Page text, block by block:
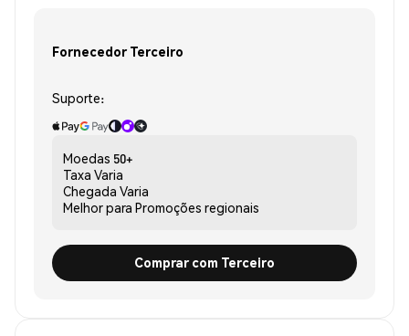
Fornecedor Terceiro
Suporte:
Moedas 50+
Taxa Varia
Chegada Varia
Melhor para Promoções regionais
Comprar com Terceiro